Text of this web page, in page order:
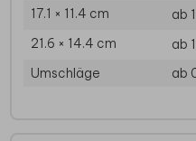
17.1 × 11.4 cm
ab
21.6 × 14.4 cm
ab
Umschläge
ab